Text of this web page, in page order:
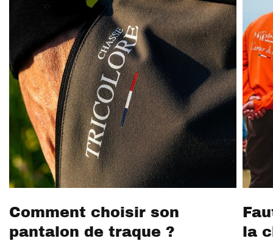
Comment choisir son
pantalon de traque ?
la